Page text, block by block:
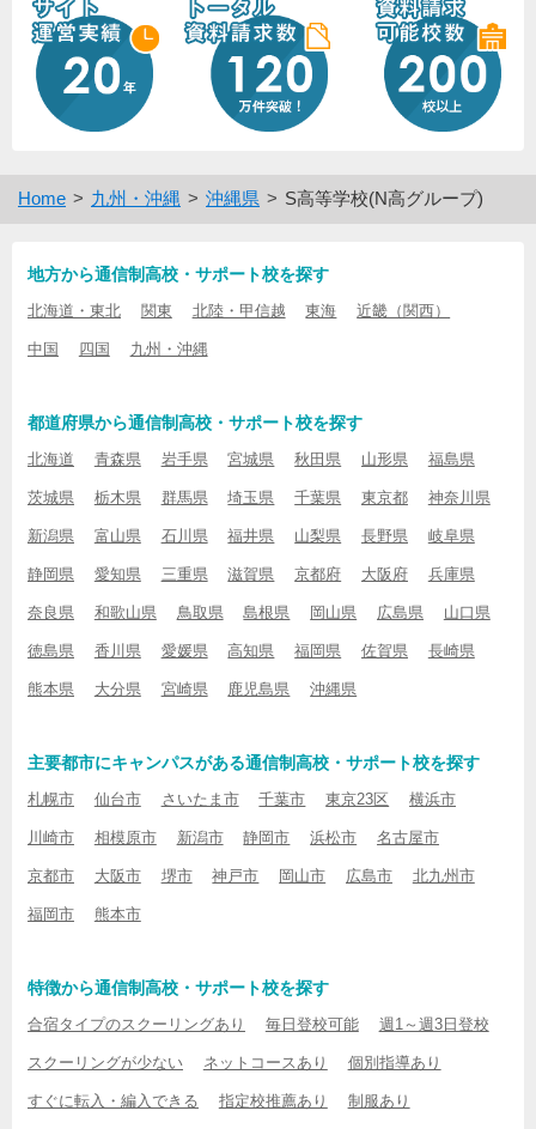
Home 九州・沖縄 沖縄県 S高等学校(N高グループ)
地方から通信制高校・サポート校を探す
北海道・東北 関東 北陸・甲信越 東海 近畿（関西）
中国 四国 九州・沖縄
都道府県から通信制高校・サポート校を探す
北海道 青森県 岩手県 宮城県 秋田県 山形県 福島県
茨城県 栃木県 群馬県 埼玉県 千葉県 東京都 神奈川県
新潟県 富山県 石川県 福井県 山梨県 長野県 岐阜県
静岡県 愛知県 三重県 滋賀県 京都府 大阪府 兵庫県
奈良県 和歌山県 鳥取県 島根県 岡山県 広島県 山口県
徳島県 香川県 愛媛県 高知県 福岡県 佐賀県 長崎県
熊本県 大分県 宮崎県 鹿児島県 沖縄県
主要都市にキャンパスがある通信制高校・サポート校を探す
札幌市 仙台市 さいたま市 千葉市 東京23区 横浜市
川崎市 相模原市 新潟市 静岡市 浜松市 名古屋市
京都市 大阪市 堺市 神戸市 岡山市 広島市 北九州市
福岡市 熊本市
特徴から通信制高校・サポート校を探す
合宿タイプのスクーリングあり 毎日登校可能 週1～週3日登校
スクーリングが少ない ネットコースあり 個別指導あり
すぐに転入・編入できる 指定校推薦あり 制服あり